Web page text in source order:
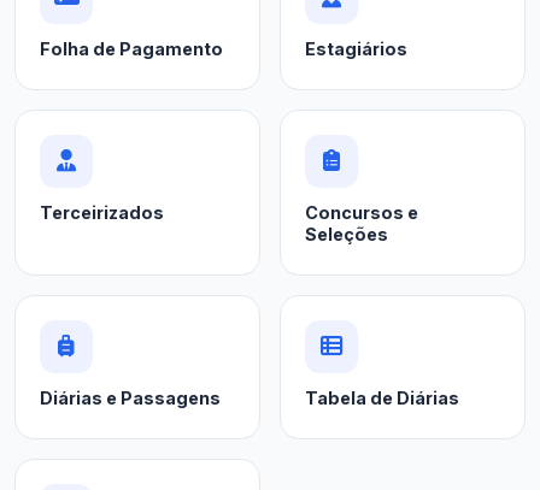
Folha de Pagamento Estagiários
Terceirizados
Concursos e
Seleções
Diárias e Passagens Tabela de Diárias